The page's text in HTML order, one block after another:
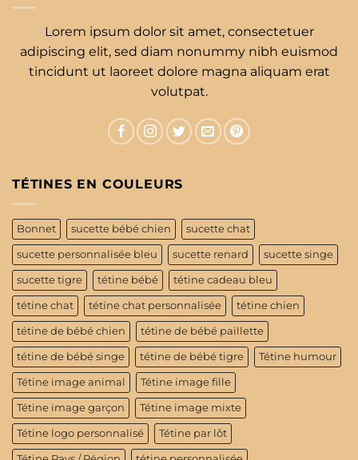
Lorem ipsum dolor sit amet, consectetuer
adipiscing elit, sed diam nonummy nibh euismod
tincidunt ut laoreet dolore magna aliquam erat
volutpat.
TÉTINES EN COULEURS
Bonnet sucette bébé chien sucette chat
sucette personnalisée bleu sucette renard sucette singe
sucette tigre tétine bébé tétine cadeau bleu
tétine chat tétine chat personnalisée tétine chien
tétine de bébé chien tétine de bébé paillette
tétine de bébé singe tétine de bébé tigre Tétine humour
Tétine image animal Tétine image fille
Tétine image garçon Tétine image mixte
Tétine logo personnalisé Tétine par lôt